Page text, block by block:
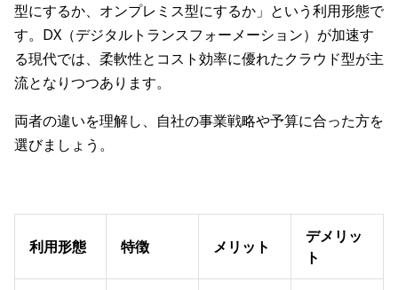
型にするか、オンプレミス型にするか」という利用形態で
す。DX（デジタルトランスフォーメーション）が加速す
る現代では、柔軟性とコスト効率に優れたクラウド型が主
流となりつつあります。
両者の違いを理解し、自社の事業戦略や予算に合った方を
選びましょう。
利用形態 特徴 メリット
デメリッ
ト